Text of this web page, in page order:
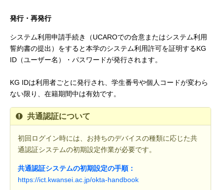
発行・再発行
システム利用申請手続き（UCAROでの合意またはシステム利用
誓約書の提出）をすると本学のシステム利用許可を証明するKG
ID（ユーザー名）・パスワードが発行されます。
KG IDは利用者ごとに発行され、学生番号や個人コードが変わら
ない限り、在籍期間中は有効です。
共通認証について
初回ログイン時には、お持ちのデバイスの種類に応じた共
通認証システムの初期設定作業が必要です。
共通認証システムの初期設定の⼿順：
https://ict.kwansei.ac.jp/okta-handbook